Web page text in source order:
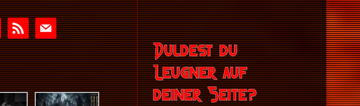
rss mail
Duldest du
Leugner auf
deiner Seite?